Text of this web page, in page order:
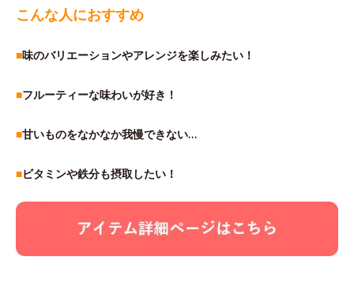
こんな人におすすめ
■味のバリエーションやアレンジを楽しみたい！
■フルーティーな味わいが好き！
■甘いものをなかなか我慢できない…
■ビタミンや鉄分も摂取したい！